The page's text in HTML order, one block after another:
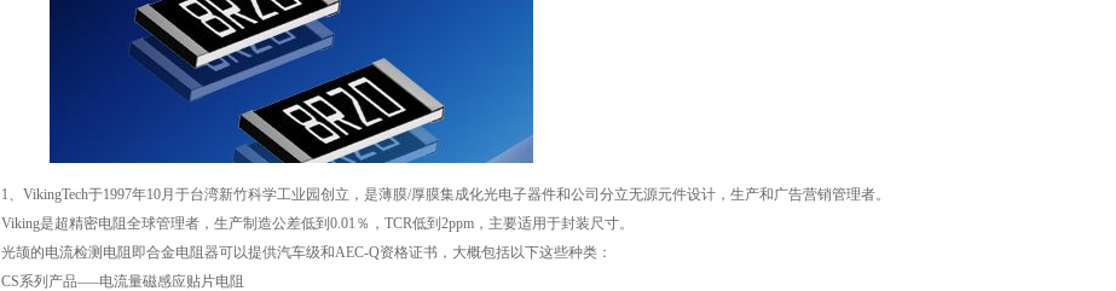
1、VikingTech于1997年10月于台湾新竹科学工业园创立，是薄膜/厚膜集成化光电子器件和公司分立无源元件设计，生产和广告营销管理者。
Viking是超精密电阻全球管理者，生产制造公差低到0.01％，TCR低到2ppm，主要适用于封装尺寸。
光颉的电流检测电阻即合金电阻器可以提供汽车级和AEC-Q资格证书，大概包括以下这些种类：
CS系列产品—–电流量磁感应贴片电阻